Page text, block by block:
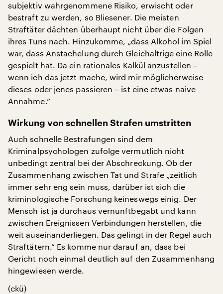
subjektiv wahrgenommene Risiko, erwischt oder
bestraft zu werden, so Bliesener. Die meisten
Straftäter dächten überhaupt nicht über die Folgen
ihres Tuns nach. Hinzukomme, „dass Alkohol im Spiel
war, dass Anstachelung durch Gleichaltrige eine Rolle
gespielt hat. Da ein rationales Kalkül anzustellen –
wenn ich das jetzt mache, wird mir möglicherweise
dieses oder jenes passieren – ist eine etwas naive
Annahme.“
Wirkung von schnellen Strafen umstritten
Auch schnelle Bestrafungen sind dem
Kriminalpsychologen zufolge vermutlich nicht
unbedingt zentral bei der Abschreckung. Ob der
Zusammenhang zwischen Tat und Strafe „zeitlich
immer sehr eng sein muss, darüber ist sich die
kriminologische Forschung keineswegs einig. Der
Mensch ist ja durchaus vernunftbegabt und kann
zwischen Ereignissen Verbindungen herstellen, die
weit auseinanderliegen. Das gelingt in der Regel auch
Straftätern.“ Es komme nur darauf an, dass bei
Gericht noch einmal deutlich auf den Zusammenhang
hingewiesen werde.
(ckü)